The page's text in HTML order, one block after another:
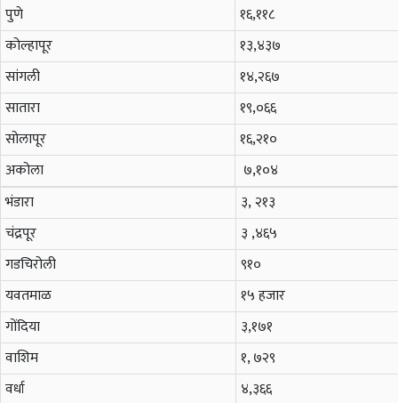
पुणे
१६,११८
कोल्हापूर
१३,४३७
सांगली
१४,२६७
सातारा
१९,०६६
सोलापूर
१६,२१०
अकोला
७,१०४
भंडारा
३,२१३
चंद्रपूर
३ ,४६५
गडचिरोली
९१०
यवतमाळ
१५ हजार
गोंदिया
३,१७१
वाशिम
१, ७२९
वर्धा
४,३६६